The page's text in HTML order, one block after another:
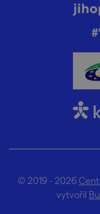
© 2019 - 2026
vytvořil